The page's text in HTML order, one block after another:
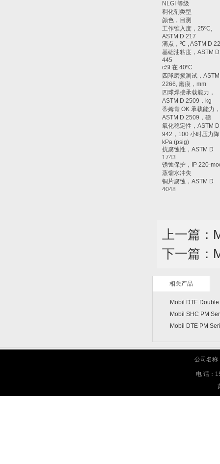
NLGI 等级
稠化剂类型
颜色，目测
工作锥入度，25ºC,
ASTM D 217
滴点，ºC , ASTM D
基础油粘度，ASTM D
445
cSt 在 40ºC
四球磨损测试，
2266, 磨痕，mm
四球焊接承载能力，
ASTM D 2509，kg
蒂姆肯 OK 承载能力，
ASTM D 2509，磅
氧化稳定性，ASTM D
942，100 小时压力
kPa (psig)
抗腐蚀性，ASTM D
1743
锈蚀保护，IP 220-
蒸馏水冲失
铜片腐蚀，ASTM D
4048
上一篇：
下一篇：
相关产品
Mobil DTE
Mobil DTE PM
公司名称
电 话：